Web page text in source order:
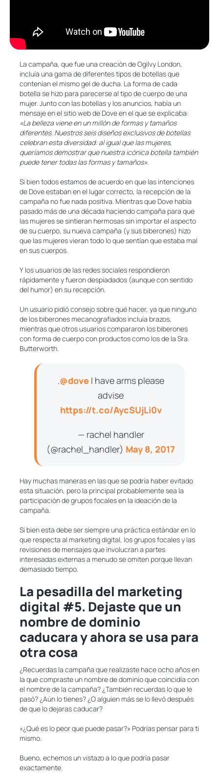
La campaña, que fue una creación de Ogilvy London,
incluía una gama de diferentes tipos de botellas que
contenían el mismo gel de ducha. La forma de cada
botella se hizo para parecerse al tipo de cuerpo de una
mujer. Junto con las botellas y los anuncios, había un
mensaje en el sitio web de Dove en el que se explicaba:
«La belleza viene en un millón de formas y tamaños
diferentes. Nuestros seis diseños exclusivos de botellas
celebran esta diversidad: al igual que las mujeres,
queríamos demostrar que nuestra icónica botella también
puede tener todas las formas y tamaños».
Si bien todos estamos de acuerdo en que las intenciones
de Dove estaban en el lugar correcto, la recepción de la
campaña no fue nada positiva. Mientras que Dove había
pasado más de una década haciendo campaña para que
las mujeres se sintieran hermosas sin importar el aspecto
de su cuerpo, su nueva campaña (y sus biberones) hizo
que las mujeres vieran todo lo que sentían que estaba mal
en sus cuerpos.
Y los usuarios de las redes sociales respondieron
rápidamente y fueron despiadados (aunque con sentido
del humor) en su recepción.
Un usuario pidió consejo sobre qué hacer, ya que ninguno
de los biberones mecanografiados incluía brazos,
mientras que otros usuarios compararon los biberones
con forma de cuerpo con productos como los de la Sra.
Butterworth.
.@doveI have arms please
advise
https://t.co/AycSUjLi0v
— rachel handler
(@rachel_handler) May 8, 2017
Hay muchas maneras en las que se podría haber evitado
esta situación, pero la principal probablemente sea la
participación de grupos focales en la ideación de la
campaña.
Si bien esta debe ser siempre una práctica estándar en lo
que respecta al marketing digital, los grupos focales y las
revisiones de mensajes que involucran a partes
interesadas externas a menudo se omiten porque llevan
demasiado tiempo.
La pesadilla del marketing
digital #5. Dejaste que un
nombre de dominio
caducara y ahora se usa para
otra cosa
¿Recuerdas la campaña que realizaste hace ocho años en
la que compraste un nombre de dominio que coincidía con
el nombre de la campaña? ¿También recuerdas lo que le
pasó? ¿Aún lo tienes? ¿O alguien más se lo llevó después
de que lo dejaras caducar?
«¿Qué es lo peor que puede pasar?» Podrías pensar para ti
mismo.
Bueno, echemos un vistazo a lo que podría pasar
exactamente.